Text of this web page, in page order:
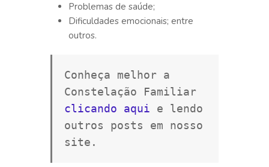
Problemas de saúde;
Dificuldades emocionais; entre
outros.
Conheça melhor a
clicando aqui e lendo
outros posts em nosso
site.